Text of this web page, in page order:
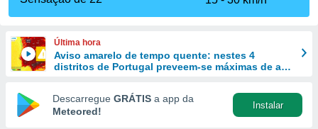
a este
das
e
forma
digital
Última hora
Aviso amarelo de tempo quente: nestes 4
distritos de Portugal preveem-se máximas de até
Descarregue GRÁTIS a app da
Meteored!
Instalar